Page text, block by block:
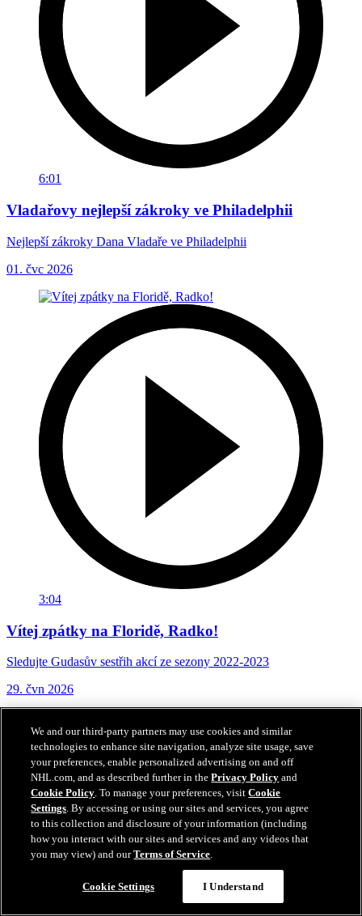
6:01
Vladařovy nejlepší zákroky ve Philadelphii
Nejlepší zákroky Dana Vladaře ve Philadelphii
01. čvc 2026
3:04
Vítej zpátky na Floridě, Radko!
Sledujte Gudasův sestřih akcí ze sezony 2022-2023
29. čvn 2026
We and our third-party partners may use cookies and similar
technologies to enhance site navigation, analyze site usage, save
your preferences, enable personalized advertising on and off
NHL.com, and as described further in thePrivacy Policy and
Cookie Policy. To manage your preferences, visitCookie
Settings. By accessing or using our sites and services, you agree
to this collection and disclosure of your information (including
how you interact with our sites and services and any videos that
you may view) and ourTerms of Service.
Cookie Settings I Understand